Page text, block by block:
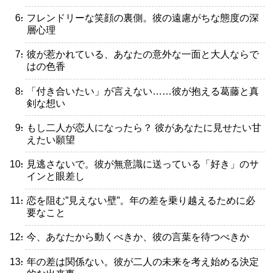
・フレンドリーな笑顔の裏側。彼の遠慮がちな態度の深
層心理
・彼が惹かれている、あなたの意外な一面と大人ならで
はの色香
・「付き合いたい」が言えない……彼が抱える葛藤と真
剣な想い
・もし二人が恋人になったら？ 彼があなたに見せたい甘
えたい願望
・見逃さないで。彼が無意識に送っている「好き」のサ
インと眼差し
・恋を阻む”見えない壁”。年の差を乗り越えるために必
要なこと
・今、あなたから動くべきか、彼の言葉を待つべきか
・年の差は関係ない。彼が二人の未来を考え始める決定